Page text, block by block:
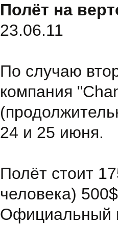
Полёт на
23.06.11
По случаю
компания
24 и 25 июня.
Полёт стоит
человека)
Официальный